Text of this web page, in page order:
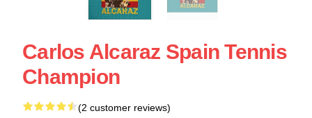
Carlos Alcaraz Spain Tennis
Champion
(2 customer reviews)